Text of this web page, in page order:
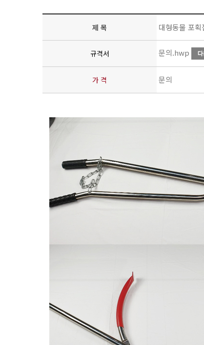
제 목 대형동물 포
규격서 문의.hwp
가 격 문의